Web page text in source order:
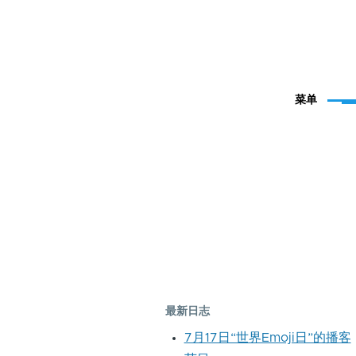
菜单
最新日志
7月17日“世界Emoji日”的播客